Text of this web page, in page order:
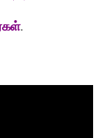
.